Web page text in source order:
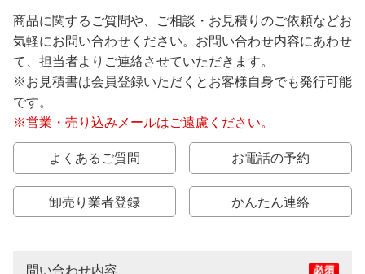
商品に関するご質問や、ご相談・お見積りのご依頼などお
気軽にお問い合わせください。お問い合わせ内容にあわせ
て、担当者よりご連絡させていただきます。
※お見積書は会員登録いただくとお客様自身でも発行可能
です。
※営業・売り込みメールはご遠慮ください。
よくあるご質問 お電話の予約
卸売り業者登録 かんたん連絡
問い合わせ内容